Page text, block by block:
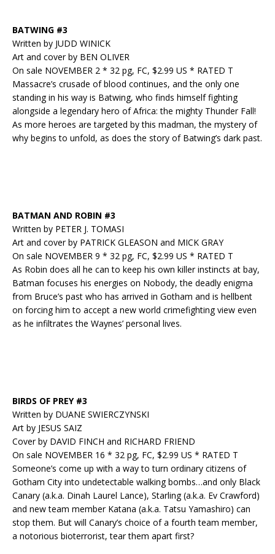
BATWING #3
Written by JUDD WINICK
Art and cover by BEN OLIVER
On sale NOVEMBER 2 * 32 pg, FC, $2.99 US * RATED T
Massacre’s crusade of blood continues, and the only one
standing in his way is Batwing, who finds himself fighting
alongside a legendary hero of Africa: the mighty Thunder Fall!
As more heroes are targeted by this madman, the mystery of
why begins to unfold, as does the story of Batwing’s dark past.
BATMAN AND ROBIN #3
Written by PETER J. TOMASI
Art and cover by PATRICK GLEASON and MICK GRAY
On sale NOVEMBER 9 * 32 pg, FC, $2.99 US * RATED T
As Robin does all he can to keep his own killer instincts at bay,
Batman focuses his energies on Nobody, the deadly enigma
from Bruce’s past who has arrived in Gotham and is hellbent
on forcing him to accept a new world crimefighting view even
as he infiltrates the Waynes’ personal lives.
BIRDS OF PREY #3
Written by DUANE SWIERCZYNSKI
Art by JESUS SAIZ
Cover by DAVID FINCH and RICHARD FRIEND
On sale NOVEMBER 16 * 32 pg, FC, $2.99 US * RATED T
Someone’s come up with a way to turn ordinary citizens of
Gotham City into undetectable walking bombs…and only Black
Canary (a.k.a. Dinah Laurel Lance), Starling (a.k.a. Ev Crawford)
and new team member Katana (a.k.a. Tatsu Yamashiro) can
stop them. But will Canary’s choice of a fourth team member,
a notorious bioterrorist, tear them apart first?